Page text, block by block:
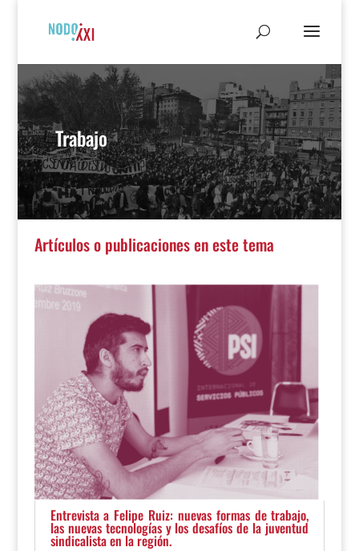
Trabajo
Artículos o publicaciones en este tema
Entrevista a Felipe Ruiz: nuevas formas de trabajo,
las nuevas tecnologías y los desafíos de la juventud
sindicalista en la región.